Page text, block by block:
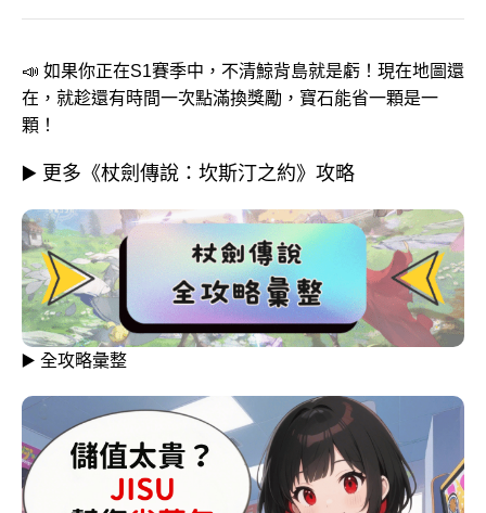
📣 如果你正在S1賽季中，不清鯨背島就是虧！現在地圖還
在，就趁還有時間一次點滿換獎勵，寶石能省一顆是一
顆！
▶️ 更多《杖劍傳說：坎斯汀之約》攻略
▶️ 全攻略彙整